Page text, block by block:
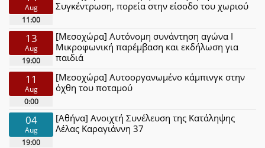
Aug
11:00
Συγκέντρωση, πορεία στην είσοδο του χωριού
13
Aug
19:00
[Μεσοχώρα] Αυτόνομη συνάντηση αγώνα Ι
Μικροφωνική παρέμβαση και εκδήλωση για
παιδιά
11
Aug
0:00
[Μεσοχώρα] Αυτοοργανωμένο κάμπινγκ στην
όχθη του ποταμού
04
Aug
19:00
[Αθήνα] Ανοιχτή Συνέλευση της Κατάληψης
Λέλας Καραγιάννη 37